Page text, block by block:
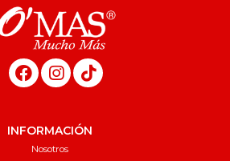
INFORMACIÓN
Nosotros